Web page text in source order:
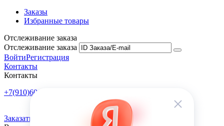
Заказы
Избранные товары
Отслеживание заказа
Отслеживание заказа
ВойтиРегистрация
Контакты
Контакты
+7(910)601-10-10
Заказать обратный звонок